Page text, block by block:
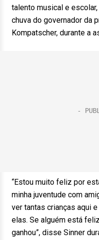
talento musical e
chuva do governador da
Kompatscher, durante a
“Estou muito feliz por
minha juventude com
ver tantas crianças aqui
elas. Se alguém está
ganhou”, disse Sinner